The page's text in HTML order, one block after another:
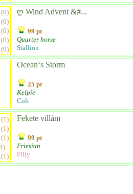
(0)
(0)
(0)
(0)
(0)
ღ Wind Advent &#...
99 pt
Quarter horse
Stallion
Ocean‘s Storm
25 pt
Kelpie
Colt
(1)
(1)
(1)
(1)
Fekete villám
99 pt
Friesian
Filly